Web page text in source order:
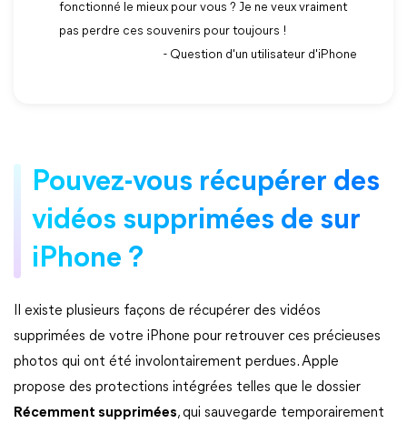
fonctionné le mieux pour vous ? Je ne veux vraiment
pas perdre ces souvenirs pour toujours !
- Question d'un utilisateur d'iPhone
Pouvez-vous récupérer des
vidéos supprimées de sur
iPhone ?
Il existe plusieurs façons de récupérer des vidéos
supprimées de votre iPhone pour retrouver ces précieuses
photos qui ont été involontairement perdues. Apple
propose des protections intégrées telles que le dossier
Récemment supprimées, qui sauvegarde temporairement